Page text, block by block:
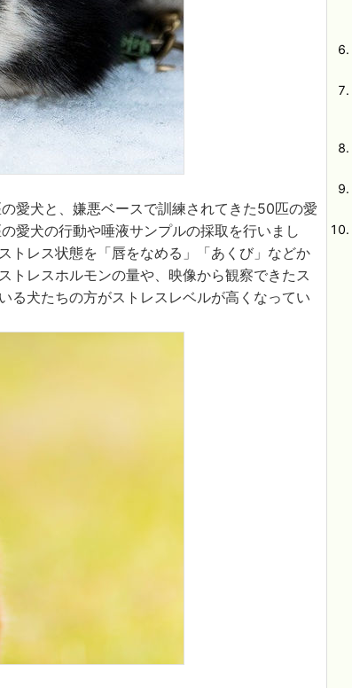
愛犬と、嫌悪ベースで訓練されてきた50匹の愛
愛犬の行動や唾液サンプルの採取を行いまし
トレス状態を「唇をなめる」「あくび」などか
トレスホルモンの量や、映像から観察できたス
る犬たちの方がストレスレベルが高くなってい